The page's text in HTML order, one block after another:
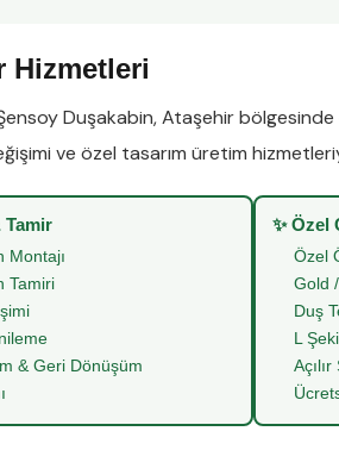
Hizmetleri
Duşakabin,Ataşehirbölgesinde
ve özel tasarım üretim
Tamir
Montajı
Tamiri
& Geri Dönüşüm
✨ Özel
Özel
Gold
Duş
L